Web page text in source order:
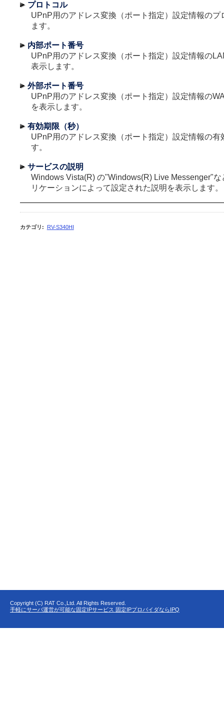
プロトコル
UPnP用のアドレス変換（ポート指定）設定情報のプ
ます。
内部ポート番号
UPnP用のアドレス変換（ポート指定）設定情報の
表示します。
外部ポート番号
UPnP用のアドレス変換（ポート指定）設定情報の
を表示します。
有効期限（秒）
UPnP用のアドレス変換（ポート指定）設定情報の有
す。
サービスの説明
Windows Vista(R) の"Windows(R) Live Messenger"
リケーションによって設定された説明を表示します。
カテゴリ : RV-S340HI
Copyright (C) RAT Co.,Ltd. All Rights Reserved.
手軽にサーバ運営が可能な固定IPサービス 固定IPプロバイダならIPQ